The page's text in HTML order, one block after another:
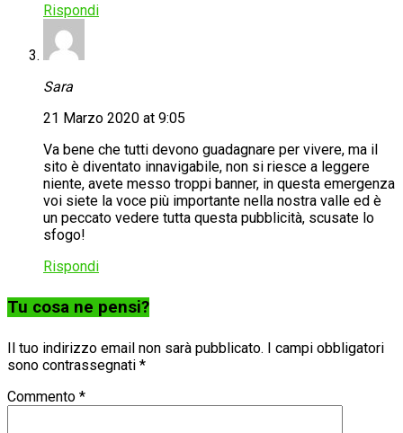
Rispondi
Sara
21 Marzo 2020 at 9:05
Va bene che tutti devono guadagnare per vivere, ma il
sito è diventato innavigabile, non si riesce a leggere
niente, avete messo troppi banner, in questa emergenza
voi siete la voce più importante nella nostra valle ed è
un peccato vedere tutta questa pubblicità, scusate lo
sfogo!
Rispondi
Tu cosa ne pensi?
Il tuo indirizzo email non sarà pubblicato. I campi obbligatori
sono contrassegnati *
Commento *